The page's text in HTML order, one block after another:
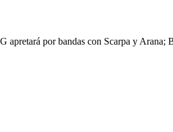
por bandas con Scarpa y Arana;